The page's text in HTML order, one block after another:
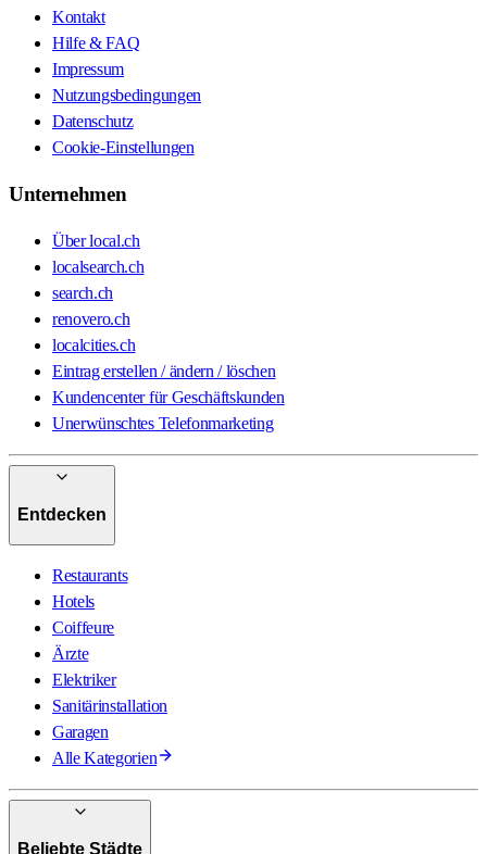
Kontakt
Hilfe & FAQ
Impressum
Nutzungsbedingungen
Datenschutz
Cookie-Einstellungen
Unternehmen
Über local.ch
localsearch.ch
search.ch
renovero.ch
localcities.ch
Eintrag erstellen / ändern / löschen
Kundencenter für Geschäftskunden
Unerwünschtes Telefonmarketing
Entdecken
Restaurants
Hotels
Coiffeure
Ärzte
Elektriker
Sanitärinstallation
Garagen
Alle Kategorien
Beliebte Städte